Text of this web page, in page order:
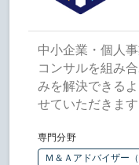
中小企業・個人
コンサルを組み
みを解決できる
せていただきます
専門分野
Ｍ＆Ａアドバイザー（